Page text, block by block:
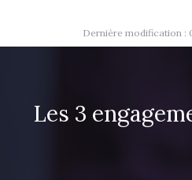
Dernière modification :
Les 3